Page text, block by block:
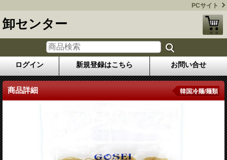
PCサイト
卸センター
ログイン 新規登録はこちら お問い合せ
商品詳細 韓国冷麺/麺類